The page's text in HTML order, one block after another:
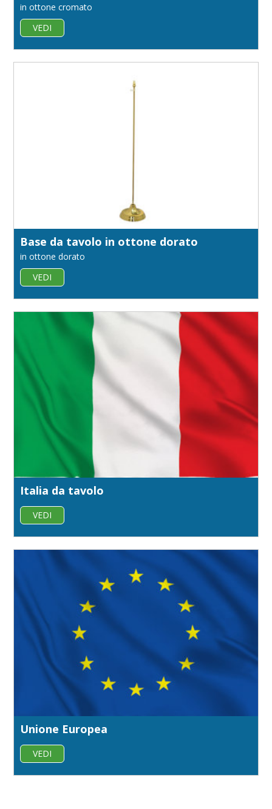
in ottone cromato
VEDI
Base da tavolo in ottone dorato
in ottone dorato
VEDI
Italia da tavolo
VEDI
Unione Europea
VEDI